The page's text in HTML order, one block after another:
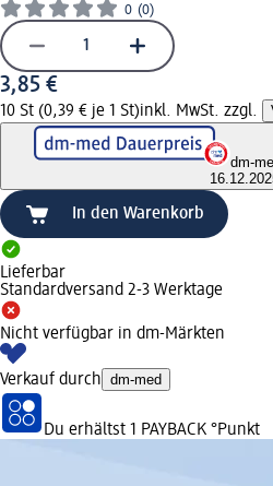
0 (0)
3,85 €
10 St (0,39 € je 1 St)inkl. MwSt. zzgl.
dm-
In den Warenkorb
Lieferbar
Standardversand 2-3 Werktage
Nicht verfügbar in dm-Märkten
Verkauf durch dm-med
Du erhältst 1 PAYBACK °Punkt